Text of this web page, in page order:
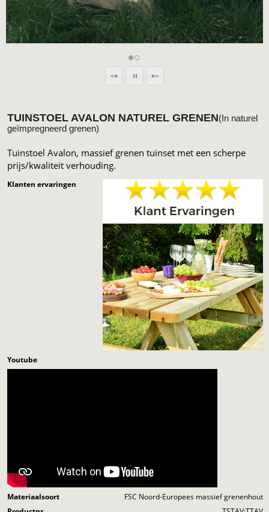
TUINSTOEL AVALON NATUREL GRENEN(In naturel
geïmpregneerd grenen)
Tuinstoel Avalon, massief grenen tuinset met een scherpe
prijs/kwaliteit verhouding.
Klanten ervaringen
Youtube
Materiaalsoort
FSC Noord-Europees massief grenenhout